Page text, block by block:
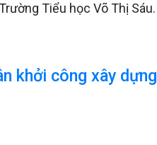
Tiểu học Võ Thị Sáu.
khởi công xây